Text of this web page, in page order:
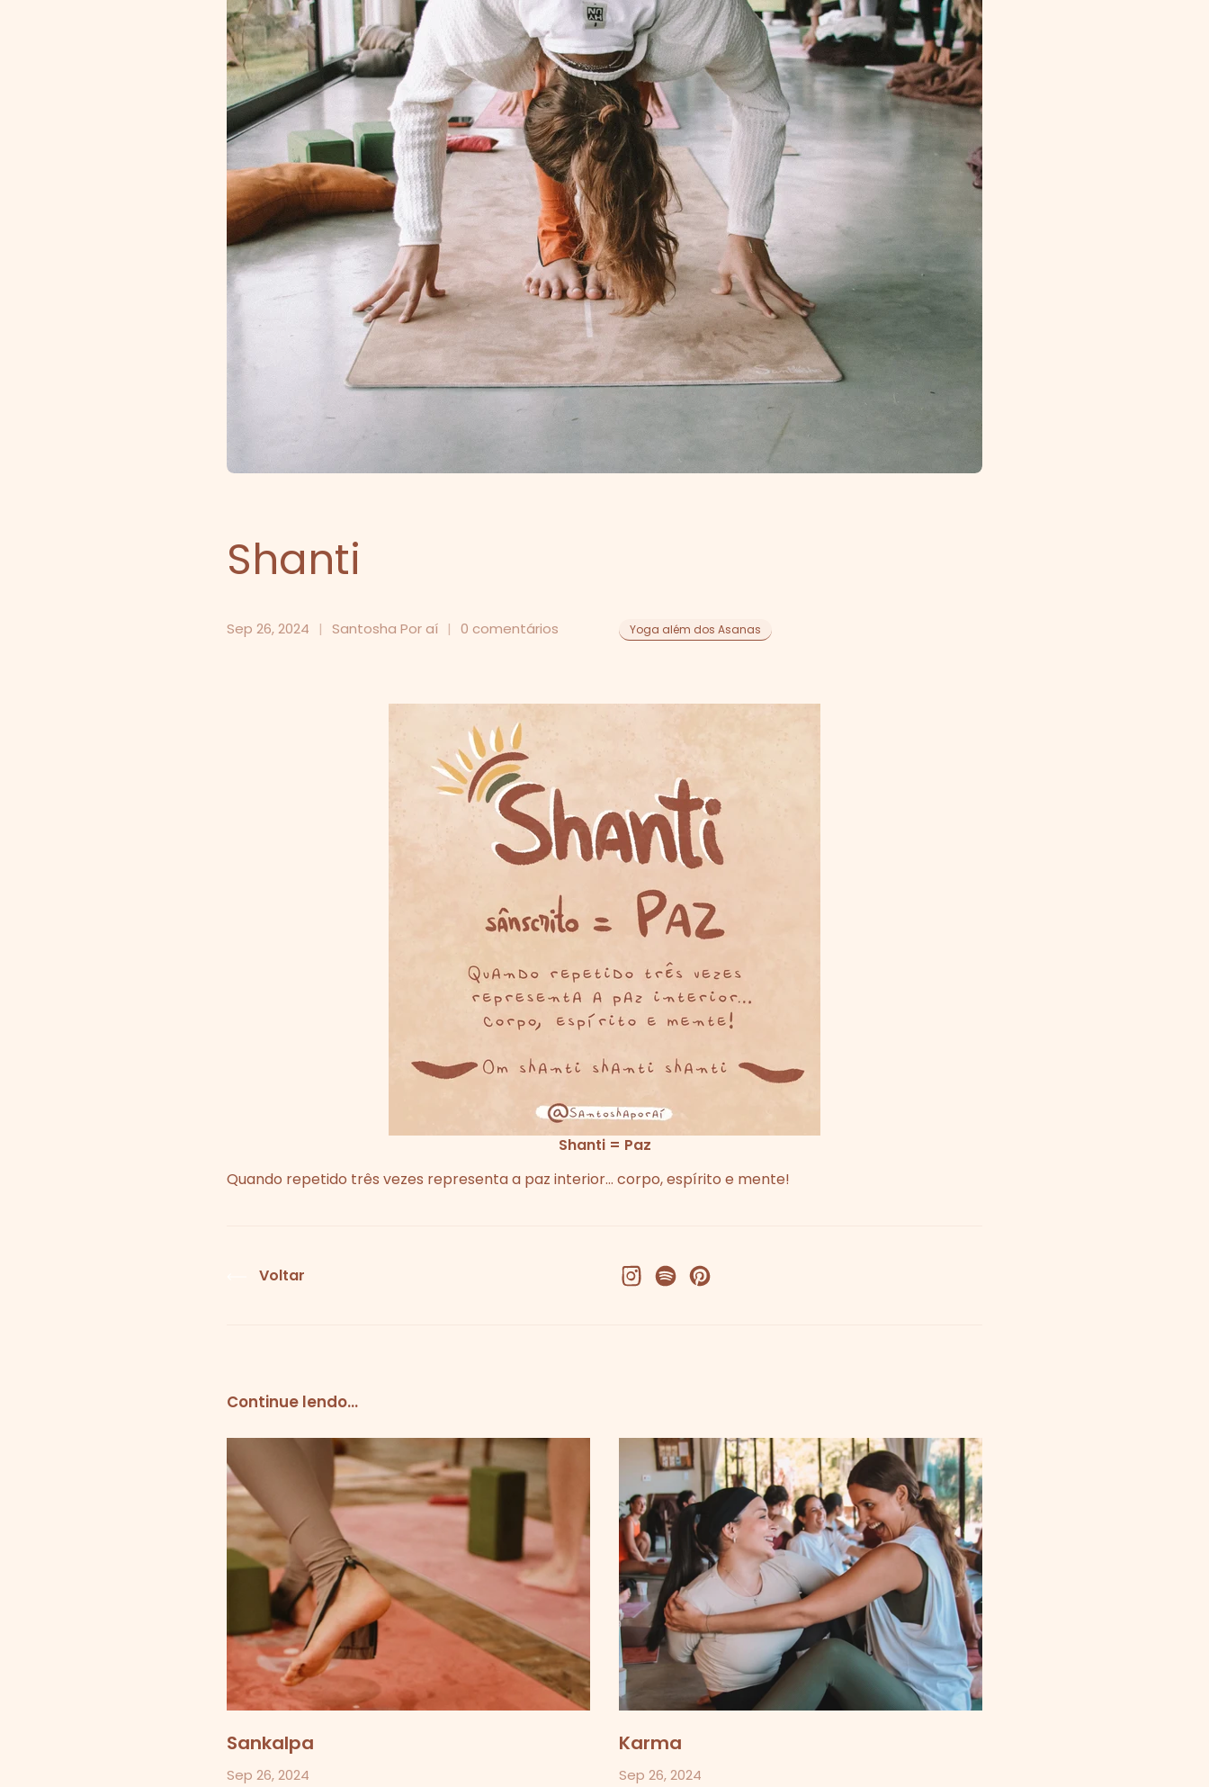
Shanti
Sep 26, 2024 Santosha Por aí 0 comentários Yoga além dos Asanas
Shanti = Paz
Quando repetido três vezes representa a paz interior… corpo, espírito e mente!
Voltar Facebook
X (Twitter)
Pinterest
Continue lendo...
Sankalpa
Sep 26, 2024
Karma
Sep 26, 2024